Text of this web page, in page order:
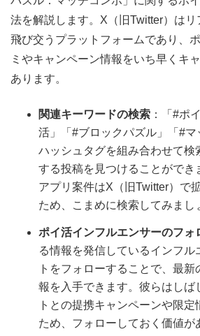
法を解説します。X（旧Twitter）は
飛び交うプラットフォームであり、
ミやキャンペーン情報をいち早くキ
あります。
関連キーワードの検索 ：「#ポ
活」「#ブロックパズル」「#
ハッシュタグを組み合わせて検
する投稿を見つけることができ
アプリ案件はX（旧Twitter）で
ため、こまめに検索してみまし
ポイ活インフルエンサーのフォ
る情報を発信しているインフル
トをフォローすることで、最
報を入手できます。彼らはしば
トとの提携キャンペーンや限
ため、フォローしておく価値が